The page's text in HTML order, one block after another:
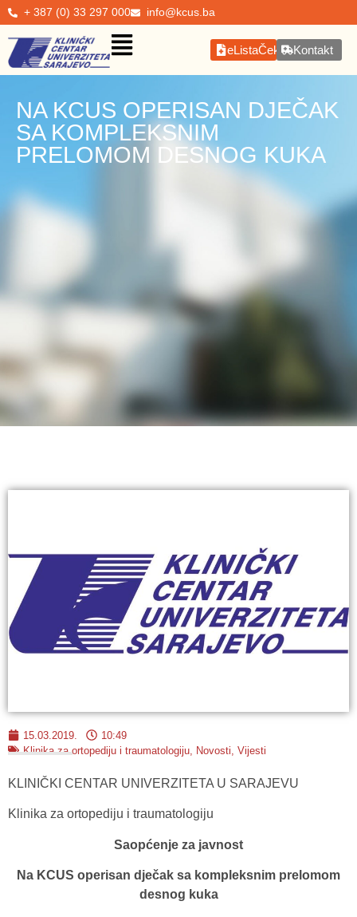
+ 387 (0) 33 297 000 info@kcus.ba
eListaČekanjaKontakt
NA KCUS OPERISAN DJEČAK
SA KOMPLEKSNIM
PRELOMOM DESNOG KUKA
15.03.2019.
10:49
Klinika za ortopediju i traumatologiju
Novosti Vijesti
KLINIČKI CENTAR UNIVERZITETA U SARAJEVU
Klinika za ortopediju i traumatologiju
Saopćenje za javnost
Na KCUS operisan dječak sa kompleksnim prelomom
desnog kuka